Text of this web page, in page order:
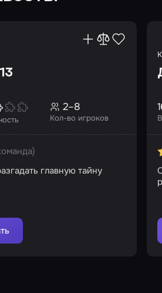
Кол-во игроков
2–8
главную тайну